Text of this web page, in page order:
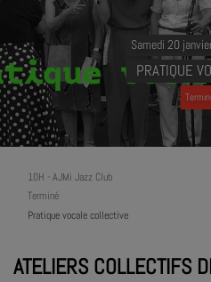
Samedi 20
PRATIQUE
10H - AJMi Jazz Club
Terminé
Pratique vocale collective
ATELIERS COLLECTIFS